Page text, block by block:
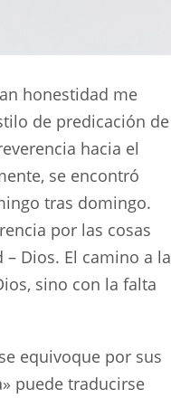
honestidad me
de predicación de
hacia el
se encontró
tras domingo.
por las cosas
Dios. El camino a la
sino con la falta
equivoque por sus
puede traducirse